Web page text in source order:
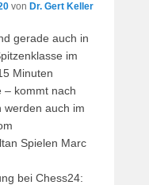
von Dr. Gert Keller
gerade auch in
im
Minuten
– kommt nach
werden auch im
Spielen Marc
bei Chess24: